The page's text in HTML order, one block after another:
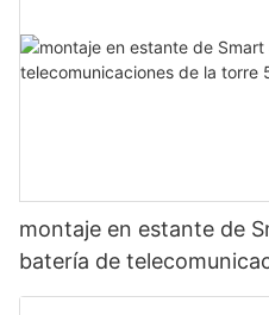
montaje en estante de
batería de